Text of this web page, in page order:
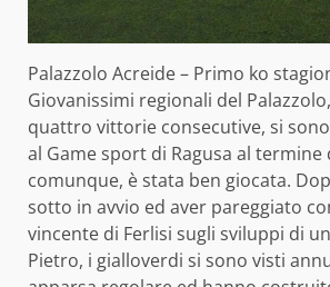
Palazzolo Acreide – Primo ko
Giovanissimi regionali del
quattro vittorie consecutive, si
al Game sport di Ragusa al termine
comunque, è stata ben giocata.
sotto in avvio ed aver pareggiato
vincente di Ferlisi sugli sviluppi di
Pietro, i gialloverdi si sono visti